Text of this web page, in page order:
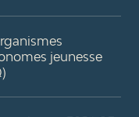
jeunesse